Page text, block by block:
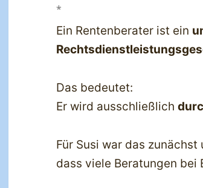
*
Ein Rentenberater ist ein
Das bedeutet:
Er wird ausschließlich
Für Susi war das
dass viele Beratungen bei